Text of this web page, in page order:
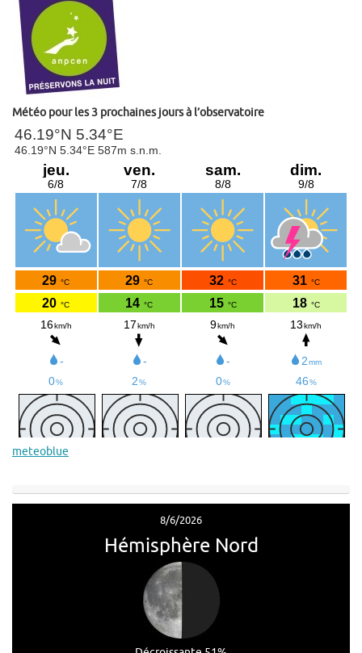
Météo pour les 3 prochaines jours à l’observatoire
meteoblue
8/6/2026
Hémisphère Nord